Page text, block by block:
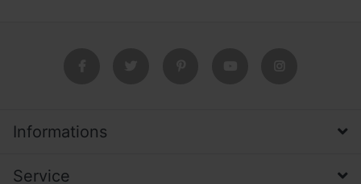
Informations
Service